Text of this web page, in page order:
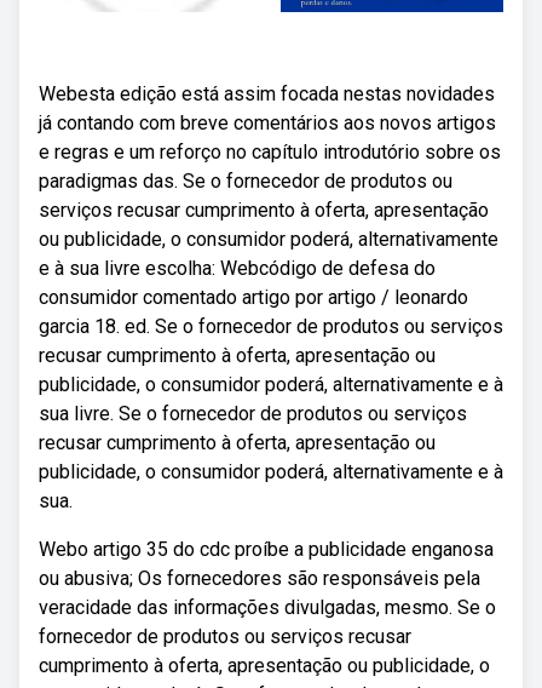
Webesta edição está assim focada nestas novidades
já contando com breve comentários aos novos artigos
e regras e um reforço no capítulo introdutório sobre os
paradigmas das. Se o fornecedor de produtos ou
serviços recusar cumprimento à oferta, apresentação
ou publicidade, o consumidor poderá, alternativamente
e à sua livre escolha: Webcódigo de defesa do
consumidor comentado artigo por artigo / leonardo
garcia 18. ed. Se o fornecedor de produtos ou serviços
recusar cumprimento à oferta, apresentação ou
publicidade, o consumidor poderá, alternativamente e à
sua livre. Se o fornecedor de produtos ou serviços
recusar cumprimento à oferta, apresentação ou
publicidade, o consumidor poderá, alternativamente e à
sua.
Webo artigo 35 do cdc proíbe a publicidade enganosa
ou abusiva; Os fornecedores são responsáveis pela
veracidade das informações divulgadas, mesmo. Se o
fornecedor de produtos ou serviços recusar
cumprimento à oferta, apresentação ou publicidade, o